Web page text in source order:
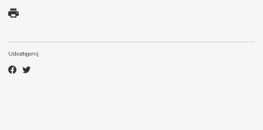
Udostępnij